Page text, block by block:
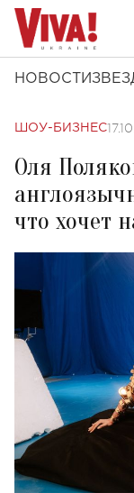
НОВОСТИ
ШОУ-БИЗНЕС
Оля
что хочет